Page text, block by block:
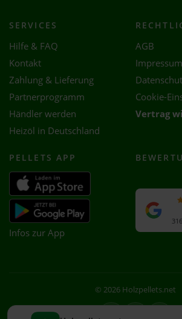
SERVICES
Hilfe & FAQ
Kontakt
Zahlung & Lieferung
Partnerprogramm
Händler werden
Heizöl in Deutschland
AGB
Impressum
Cookie-
Vertrag
PELLETS APP
Infos zur App
© 2026 Holzpellets.net